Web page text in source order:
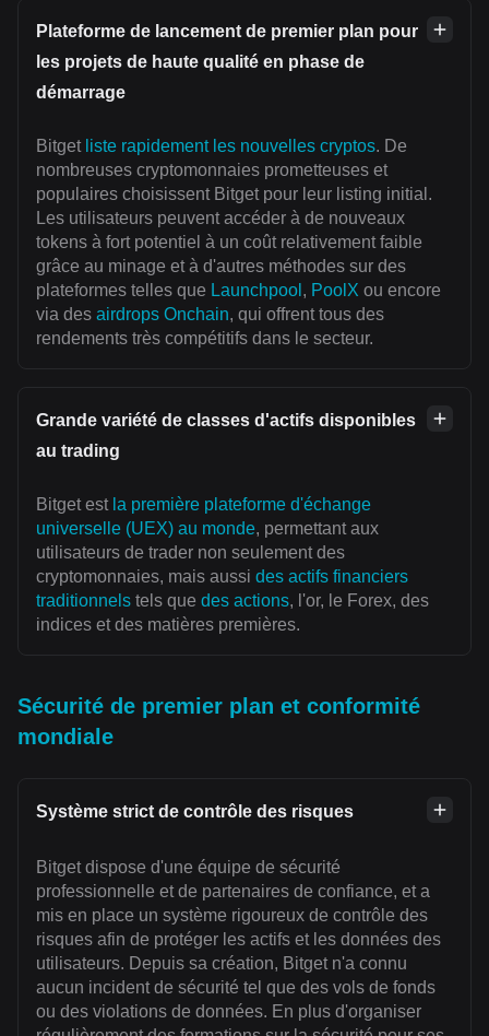
Plateforme de lancement de premier plan pour
les projets de haute qualité en phase de
démarrage
Bitget liste rapidement les nouvelles cryptos. De
nombreuses cryptomonnaies prometteuses et
populaires choisissent Bitget pour leur listing initial.
Les utilisateurs peuvent accéder à de nouveaux
tokens à fort potentiel à un coût relativement faible
grâce au minage et à d'autres méthodes sur des
plateformes telles que Launchpool , PoolX ou encore
via des airdrops Onchain, qui offrent tous des
rendements très compétitifs dans le secteur.
Grande variété de classes d'actifs disponibles
au trading
Bitget est la première plateforme d'échange
universelle (UEX) au monde, permettant aux
utilisateurs de trader non seulement des
cryptomonnaies, mais aussi des actifs financiers
traditionnels tels que des actions, l'or, le Forex, des
indices et des matières premières.
Sécurité de premier plan et conformité
mondiale
Système strict de contrôle des risques
Bitget dispose d'une équipe de sécurité
professionnelle et de partenaires de confiance, et a
mis en place un système rigoureux de contrôle des
risques afin de protéger les actifs et les données des
utilisateurs. Depuis sa création, Bitget n'a connu
aucun incident de sécurité tel que des vols de fonds
ou des violations de données. En plus d'organiser